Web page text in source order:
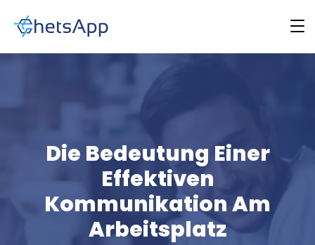
Die Bedeutung Einer
Effektiven
Kommunikation Am
Arbeitsplatz